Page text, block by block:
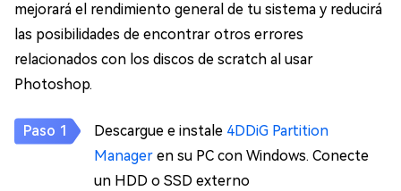
mejorará el rendimiento general de tu sistema y reducirá
las posibilidades de encontrar otros errores
relacionados con los discos de scratch al usar
Photoshop.
Descargue e instale 4DDiG Partition
Manager en su PC con Windows. Conecte
un HDD o SSD externo